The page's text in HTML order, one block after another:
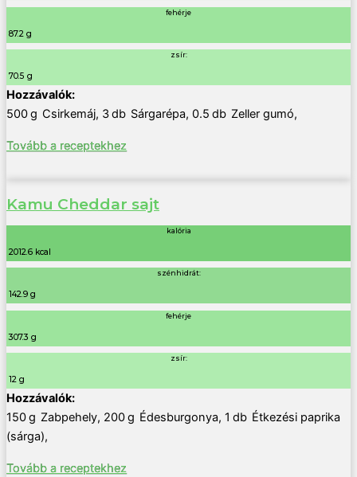
fehérje
87.2 g
zsír:
70.5 g
500g Csirkemáj, 3db Sárgarépa, 0.5 db Zeller gumó,
Tovább a receptekhez
Kamu Cheddar sajt
kalória
2012.6 kcal
szénhidrát:
142.9 g
fehérje
307.3 g
zsír:
12 g
150g Zabpehely, 200g Édesburgonya, 1 db Étkezési paprika
(sárga),
Tovább a receptekhez